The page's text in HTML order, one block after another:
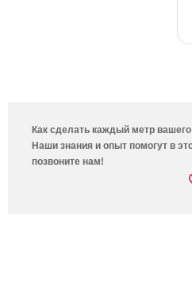
Как сделать каждый метр
Наши знания и опыт помогут в
позвоните нам!